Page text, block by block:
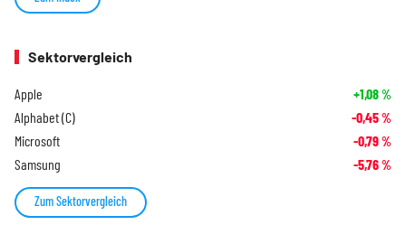
Sektorvergleich
Apple +1,08%
Alphabet (C) -0,45%
Microsoft -0,79%
Samsung -5,76%
Zum Sektorvergleich